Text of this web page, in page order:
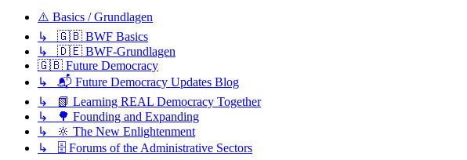
⚠️ Basics / Grundlagen
↳ 🇬🇧 BWF Basics
↳ 🇩🇪 BWF-Grundlagen
🇬🇧 Future Democracy
↳ 📬 Future Democracy Updates Blog
↳ 📗 Learning REAL Democracy Together
↳ 🌳 Founding and Expanding
↳ 🔆 The New Enlightenment
↳ 🗄️ Forums of the Administrative Sectors